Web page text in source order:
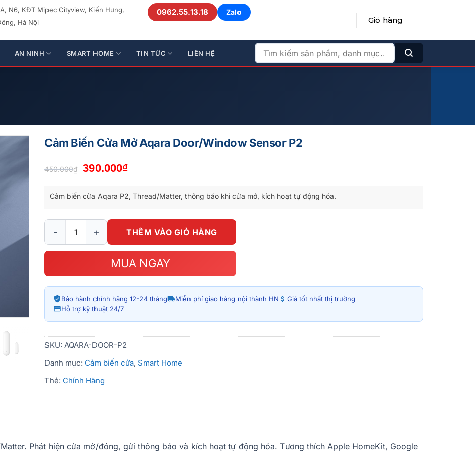
N6, KĐT Mipec Cityview, Kiến Hưng,
Hà Nội
0962.55.13.18 Zalo
Giỏ hàng
AN NINH SMART HOME TIN TỨC LIÊN HỆ
Tìm
kiếm:
Cảm Biến Cửa Mở Aqara Door/Window Sensor P2
450.000₫
Giá
gốc
là:
390.000₫Giá
hiện
tại
390.000₫.
Cảm biến cửa Aqara P2, Thread/Matter, thông báo khi cửa mở, kích hoạt tự động hóa.
Cảm Biến Cửa Mở Aqara Door/Window Sensor P2 số lượng
THÊM VÀO GIỎ HÀNG
MUA NGAY
Bảo hành chính hãng 12-24 tháng Miễn phí giao hàng nội thành HN
Giá tốt nhất thị trường
Hỗ trợ kỹ thuật 24/7
SKU: AQARA-DOOR-P2
Danh mục: Cảm biến cửa, Smart Home
Thẻ: Chính Hãng
Phát hiện cửa mở/đóng, gửi thông báo và kích hoạt tự động hóa. Tương thích Apple HomeKit, Google